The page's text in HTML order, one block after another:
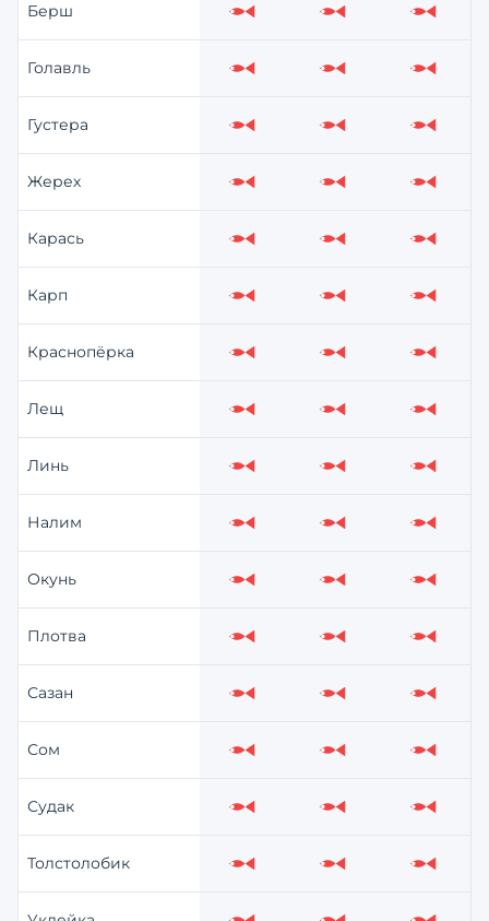
Берш Слабо Слабо Слабо
Голавль Слабо Слабо Слабо
Густера Слабо Слабо Слабо
Жерех Слабо Слабо Слабо
Карась Слабо Слабо Слабо
Карп Слабо Слабо Слабо
Краснопёрка Слабо Слабо Слабо
Лещ Слабо Слабо Слабо
Линь Слабо Слабо Слабо
Налим Слабо Слабо Слабо
Окунь Слабо Слабо Слабо
Плотва Слабо Слабо Слабо
Сазан Слабо Слабо Слабо
Сом Слабо Слабо Слабо
Судак Слабо Слабо Слабо
Толстолобик Слабо Слабо Слабо